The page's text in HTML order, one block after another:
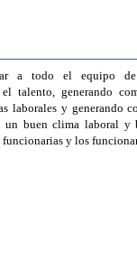
a todo el equipo de
talento, generando
laborales y generando
buen clima laboral y
y los